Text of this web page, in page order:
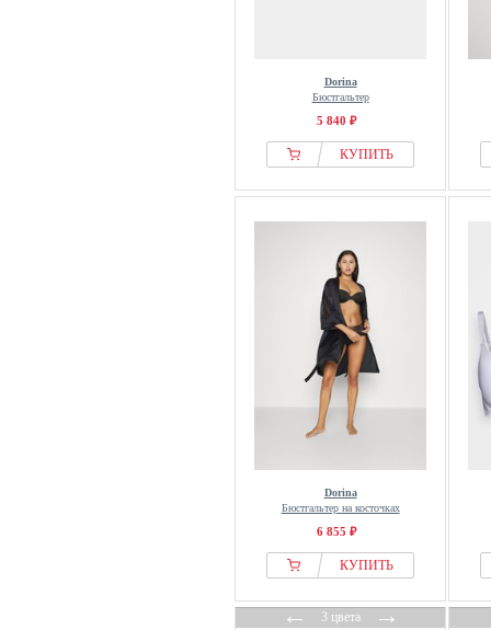
Dorina
Бюстгальтер
5 840 ₽
КУПИТЬ
Dorina
Бюстгальтер на косточках
6 855 ₽
КУПИТЬ
←3 цвета→